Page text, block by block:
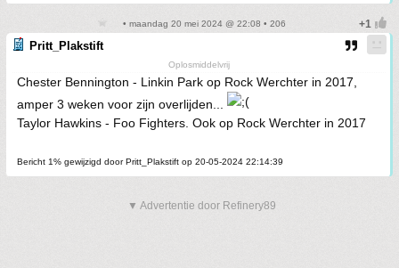
• maandag 20 mei 2024 @ 22:08 • 206
Pritt_Plakstift
Oplosmiddelvrij
Chester Bennington - Linkin Park op Rock Werchter in 2017,
amper 3 weken voor zijn overlijden...
Taylor Hawkins - Foo Fighters. Ook op Rock Werchter in 2017
Bericht 1% gewijzigd door Pritt_Plakstift op 20-05-2024 22:14:39
▼ Advertentie door Refinery89